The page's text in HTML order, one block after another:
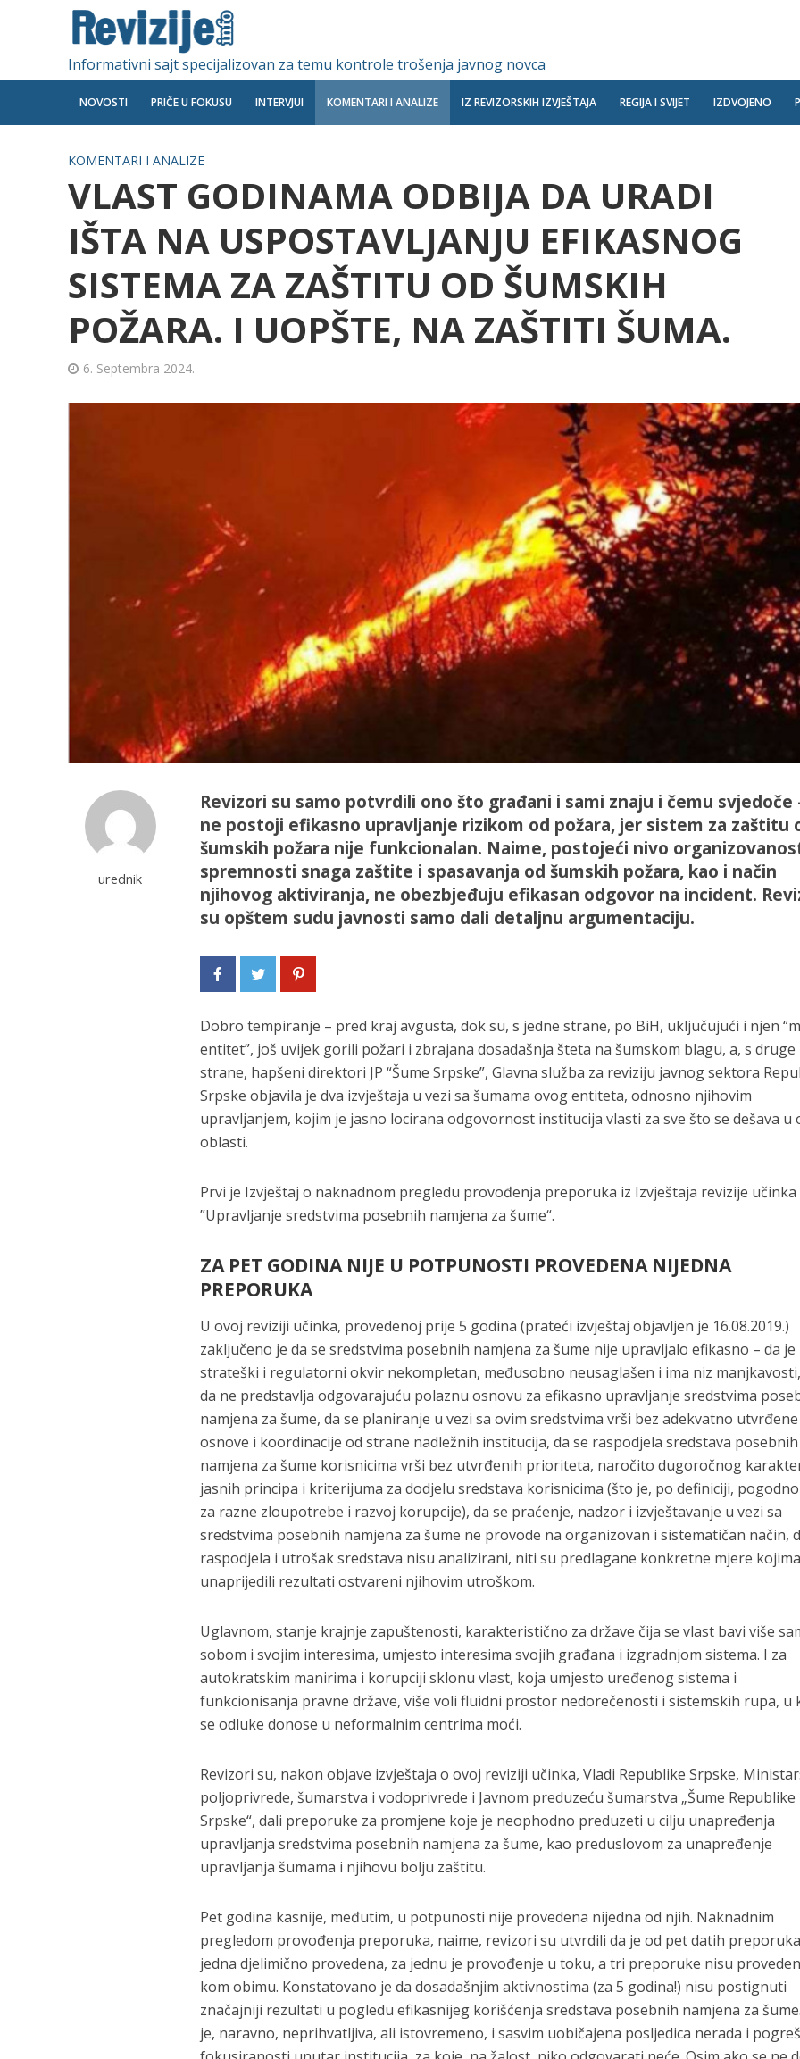
Informativni sajt specijalizovan za temu kontrole trošenja javnog novca
NOVOSTI PRIČE U FOKUSU INTERVJUI KOMENTARI I ANALIZE IZ REVIZORSKIH IZVJEŠTAJA REGIJA I SVIJET IZDVOJENO
KOMENTARI I ANALIZE
VLAST GODINAMA ODBIJA DA URADI
IŠTA NA USPOSTAVLJANJU EFIKASNOG
SISTEMA ZA ZAŠTITU OD ŠUMSKIH
POŽARA. I UOPŠTE, NA ZAŠTITI ŠUMA.
6. Septembra 2024.
urednik
Revizori su samo potvrdili ono što građani i sami znaju i čemu svjedoče
ne postoji efikasno upravljanje rizikom od požara, jer sistem za zaštitu
šumskih požara nije funkcionalan. Naime, postojeći nivo
spremnosti snaga zaštite i spasavanja od šumskih požara, kao i način
njihovog aktiviranja, ne obezbjeđuju efikasan odgovor na incident.
su opštem sudu javnosti samo dali detaljnu argumentaciju.
Dobro tempiranje – pred kraj avgusta, dok su, s jedne strane, po BiH, uključujući i njen
entitet”, još uvijek gorili požari i zbrajana dosadašnja šteta na šumskom blagu, a, s druge
strane, hapšeni direktori JP “Šume Srpske”, Glavna služba za reviziju javnog sektora
Srpske objavila je dva izvještaja u vezi sa šumama ovog entiteta, odnosno njihovim
upravljanjem, kojim je jasno locirana odgovornost institucija vlasti za sve što se dešava u
oblasti.
Prvi je Izvještaj o naknadnom pregledu provođenja preporuka iz Izvještaja revizije učinka
”Upravljanje sredstvima posebnih namjena za šume“.
ZA PET GODINA NIJE U POTPUNOSTI PROVEDENA NIJEDNA
PREPORUKA
U ovoj reviziji učinka, provedenoj prije 5 godina (prateći izvještaj objavljen je 16.08.2019.)
zaključeno je da se sredstvima posebnih namjena za šume nije upravljalo efikasno – da je
strateški i regulatorni okvir nekompletan, međusobno neusaglašen i ima niz
da ne predstavlja odgovarajuću polaznu osnovu za efikasno upravljanje sredstvima
namjena za šume, da se planiranje u vezi sa ovim sredstvima vrši bez adekvatno utvrđene
osnove i koordinacije od strane nadležnih institucija, da se raspodjela sredstava posebnih
namjena za šume korisnicima vrši bez utvrđenih prioriteta, naročito dugoročnog
jasnih principa i kriterijuma za dodjelu sredstava korisnicima (što je, po definiciji,
za razne zloupotrebe i razvoj korupcije), da se praćenje, nadzor i izvještavanje u vezi sa
sredstvima posebnih namjena za šume ne provode na organizovan i sistematičan način,
raspodjela i utrošak sredstava nisu analizirani, niti su predlagane konkretne mjere
unaprijedili rezultati ostvareni njihovim utroškom.
Uglavnom, stanje krajnje zapuštenosti, karakteristično za države čija se vlast bavi više
sobom i svojim interesima, umjesto interesima svojih građana i izgradnjom sistema. I za
autokratskim manirima i korupciji sklonu vlast, koja umjesto uređenog sistema i
funkcionisanja pravne države, više voli fluidni prostor nedorečenosti i sistemskih rupa, u
se odluke donose u neformalnim centrima moći.
Revizori su, nakon objave izvještaja o ovoj reviziji učinka, Vladi Republike Srpske,
poljoprivrede, šumarstva i vodoprivrede i Javnom preduzeću šumarstva „Šume Republike
Srpske“, dali preporuke za promjene koje je neophodno preduzeti u cilju unapređenja
upravljanja sredstvima posebnih namjena za šume, kao preduslovom za unapređenje
upravljanja šumama i njihovu bolju zaštitu.
Pet godina kasnije, međutim, u potpunosti nije provedena nijedna od njih. Naknadnim
pregledom provođenja preporuka, naime, revizori su utvrdili da je od pet datih preporuka
jedna djelimično provedena, za jednu je provođenje u toku, a tri preporuke nisu
kom obimu. Konstatovano je da dosadašnjim aktivnostima (za 5 godina!) nisu postignuti
značajniji rezultati u pogledu efikasnijeg korišćenja sredstava posebnih namjena za
je, naravno, neprihvatljiva, ali istovremeno, i sasvim uobičajena posljedica nerada i